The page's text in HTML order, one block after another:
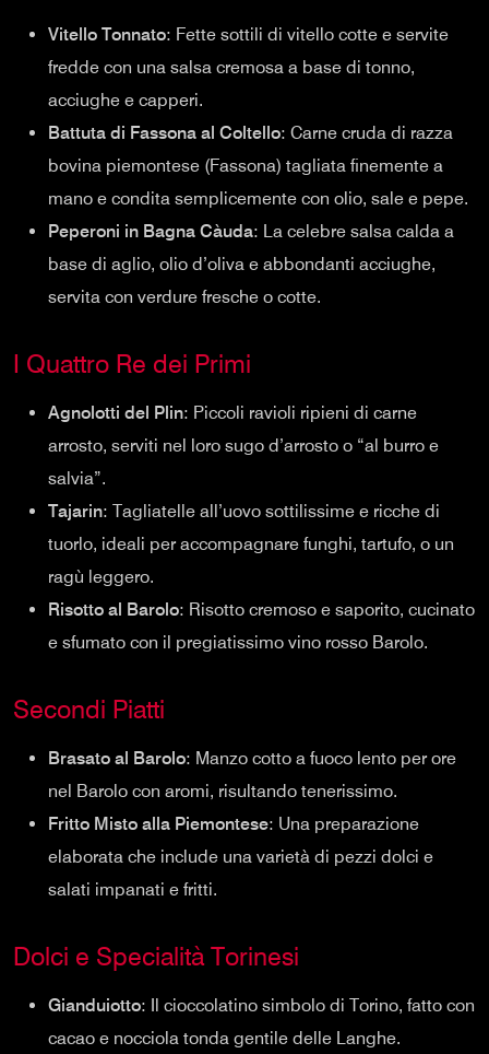
Vitello Tonnato: Fette sottili di vitello cotte e servite
fredde con una salsa cremosa a base di tonno,
acciughe e capperi.
Battuta di Fassona al Coltello: Carne cruda di razza
bovina piemontese (Fassona) tagliata finemente a
mano e condita semplicemente con olio, sale e pepe.
Peperoni in Bagna Càuda: La celebre salsa calda a
base di aglio, olio d’oliva e abbondanti acciughe,
servita con verdure fresche o cotte.
I Quattro Re dei Primi
Agnolotti del Plin: Piccoli ravioli ripieni di carne
arrosto, serviti nel loro sugo d’arrosto o “al burro e
salvia”.
Tajarin: Tagliatelle all’uovo sottilissime e ricche di
tuorlo, ideali per accompagnare funghi, tartufo, o un
ragù leggero.
Risotto al Barolo: Risotto cremoso e saporito, cucinato
e sfumato con il pregiatissimo vino rosso Barolo.
Secondi Piatti
Brasato al Barolo: Manzo cotto a fuoco lento per ore
nel Barolo con aromi, risultando tenerissimo.
Fritto Misto alla Piemontese: Una preparazione
elaborata che include una varietà di pezzi dolci e
salati impanati e fritti.
Dolci e Specialità Torinesi
Gianduiotto: Il cioccolatino simbolo di Torino, fatto con
cacao e nocciola tonda gentile delle Langhe.